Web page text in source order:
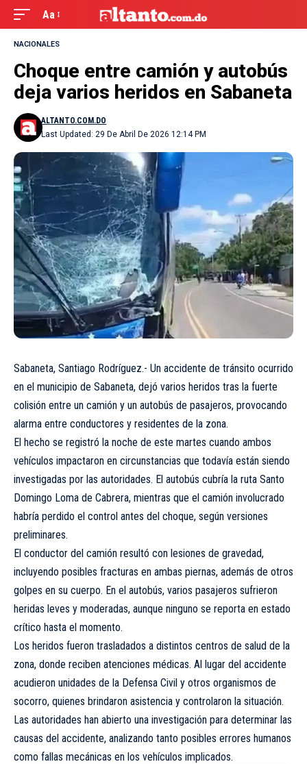
Aa
NACIONALES
Choque entre camión y autobús
deja varios heridos en Sabaneta
Last Updated: 29 De Abril De 2026 12:14 PM
ALTANTO.COM.DO
Sabaneta, Santiago Rodríguez.- Un accidente de tránsito ocurrido
en el municipio de Sabaneta, dejó varios heridos tras la fuerte
colisión entre un camión y un autobús de pasajeros, provocando
alarma entre conductores y residentes de la zona.
El hecho se registró la noche de este martes cuando ambos
vehículos impactaron en circunstancias que todavía están siendo
investigadas por las autoridades. El autobús cubría la ruta Santo
Domingo Loma de Cabrera, mientras que el camión involucrado
habría perdido el control antes del choque, según versiones
preliminares.
El conductor del camión resultó con lesiones de gravedad,
incluyendo posibles fracturas en ambas piernas, además de otros
golpes en su cuerpo. En el autobús, varios pasajeros sufrieron
heridas leves y moderadas, aunque ninguno se reporta en estado
crítico hasta el momento.
Los heridos fueron trasladados a distintos centros de salud de la
zona, donde reciben atenciones médicas. Al lugar del accidente
acudieron unidades de la Defensa Civil y otros organismos de
socorro, quienes brindaron asistencia y controlaron la situación.
Las autoridades han abierto una investigación para determinar las
causas del accidente, analizando tanto posibles errores humanos
como fallas mecánicas en los vehículos implicados.